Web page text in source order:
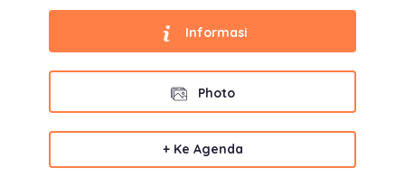
Informasi
Photo
+ Ke Agenda